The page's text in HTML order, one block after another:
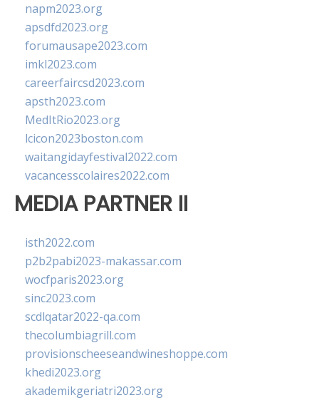
napm2023.org
apsdfd2023.org
forumausape2023.com
imkl2023.com
careerfaircsd2023.com
apsth2023.com
MedItRio2023.org
lcicon2023boston.com
waitangidayfestival2022.com
vacancesscolaires2022.com
MEDIA PARTNER II
isth2022.com
p2b2pabi2023-makassar.com
wocfparis2023.org
sinc2023.com
scdlqatar2022-qa.com
thecolumbiagrill.com
provisionscheeseandwineshoppe.com
khedi2023.org
akademikgeriatri2023.org